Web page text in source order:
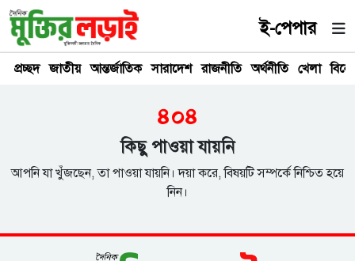
ই-পেপার
প্রচ্ছদ জাতীয় আন্তর্জাতিক সারাদেশ রাজনীতি অর্থনীতি খেলা
৪০৪
কিছু পাওয়া যায়নি
আপনি যা খুঁজছেন, তা পাওয়া যায়নি। দয়া করে, বিষয়টি সম্পর্কে নিশ্চিত হয়ে
নিন।